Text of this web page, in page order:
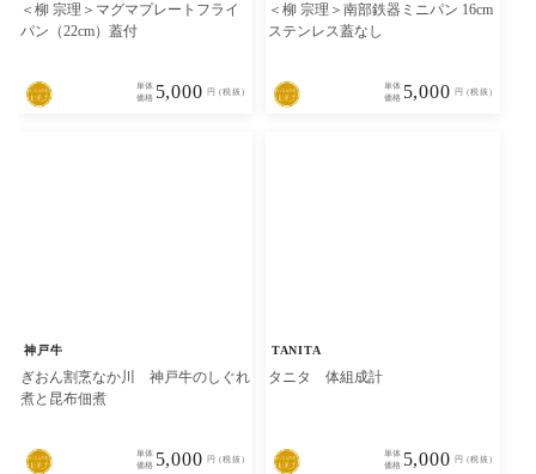
＜柳 宗理＞マグマプレートフライ
パン（22cm）蓋付
単体
価格 5,000 円 (税抜)
＜柳 宗理＞南部鉄器ミニパン 16cm
ステンレス蓋なし
単体
価格 5,000 円 (税抜)
神戸牛
ぎおん割烹なか川 神戸牛のしぐれ
煮と昆布佃煮
単体
価格 5,000 円 (税抜)
TANITA
タニタ 体組成計
単体
価格 5,000 円 (税抜)